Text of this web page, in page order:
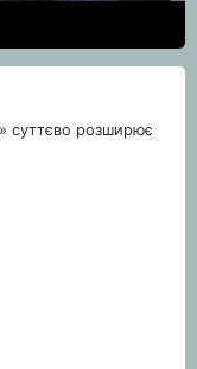
суттєво розширює